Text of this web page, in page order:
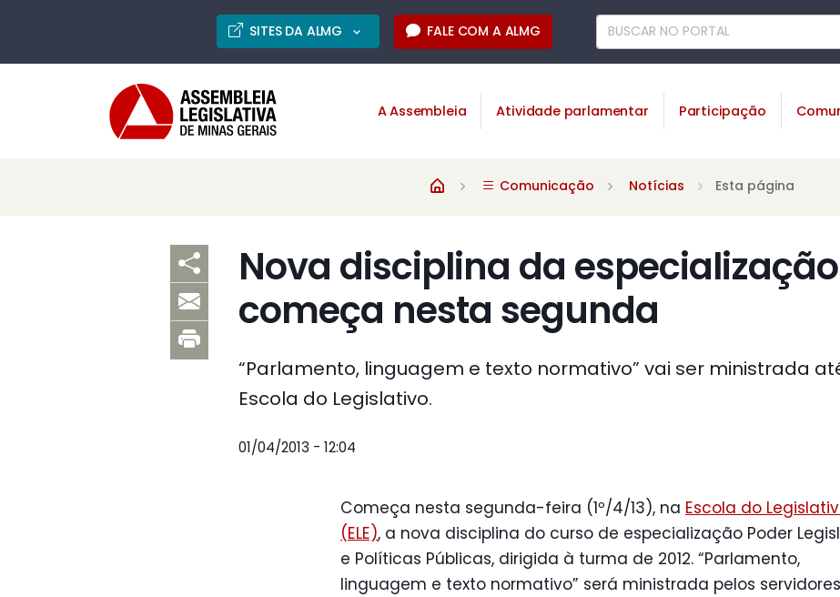
SITES DA ALMG FALE COM A ALMG
A Assembleia Atividade parlamentar Participação
Comunicação Notícias Esta página
Nova disciplina da especialização
começa nesta segunda
“Parlamento, linguagem e texto normativo” vai ser ministrada
Escola do Legislativo.
01/04/2013 - 12:04
Começa nesta segunda-feira (1º/4/13), na Escola do
(ELE), a nova disciplina do curso de especialização Poder
e Políticas Públicas, dirigida à turma de 2012. “Parlamento,
linguagem e texto normativo” será ministrada pelos